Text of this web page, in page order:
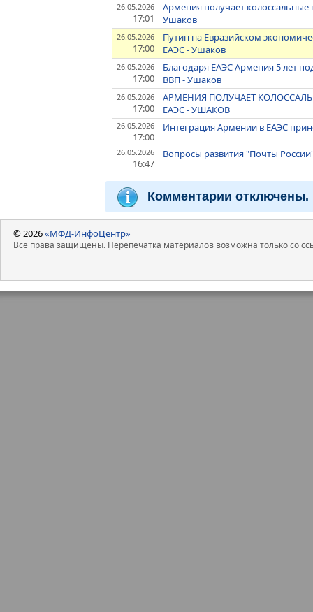
26.05.2026
17:01
Армения получает
Ушаков
26.05.2026
17:00
Путин на Евразийском
ЕАЭС - Ушаков
26.05.2026
17:00
Благодаря ЕАЭС Армения 5 лет
ВВП - Ушаков
26.05.2026
17:00
АРМЕНИЯ ПОЛУЧАЕТ
ЕАЭС - УШАКОВ
26.05.2026
17:00
Интеграция Армении в ЕАЭС
26.05.2026
16:47
Вопросы развития "Почты
Комментарии отключены.
© 2026«МФД-ИнфоЦентр»
Все права защищены. Перепечатка материалов возможна только со